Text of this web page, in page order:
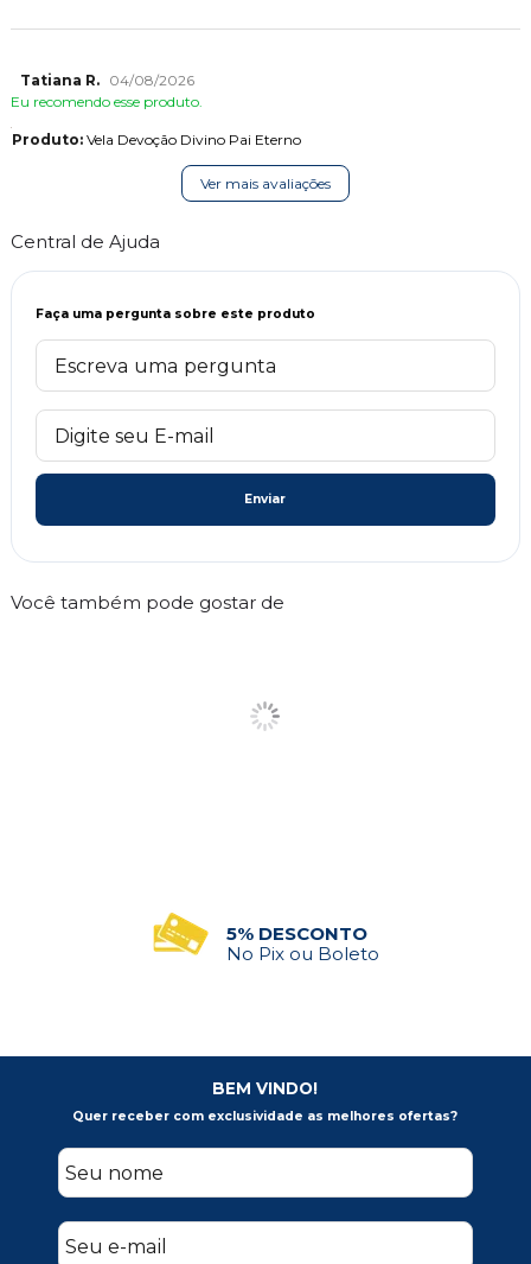
Tatiana R.
04/08/2026
Eu recomendo esse produto.
Produto:Vela Devoção Divino Pai Eterno
Ver mais avaliações
Central de Ajuda
Faça uma pergunta sobre este produto
Enviar
Você também pode gostar de
5% DESCONTO
No Pix ou Boleto
BEM VINDO!
Quer receber com exclusividade as melhores ofertas?